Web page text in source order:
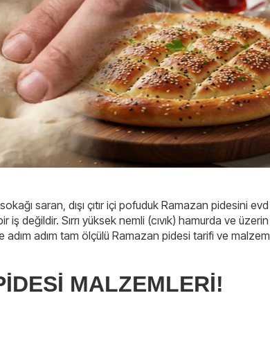
saran, dışı çıtır içi pofuduk Ramazan pidesini evd
iş değildir. Sırrı yüksek nemli (cıvık) hamurda ve üzerin
adım tam ölçülü Ramazan pidesi tarifi ve malzem
MALZEMLERİ!